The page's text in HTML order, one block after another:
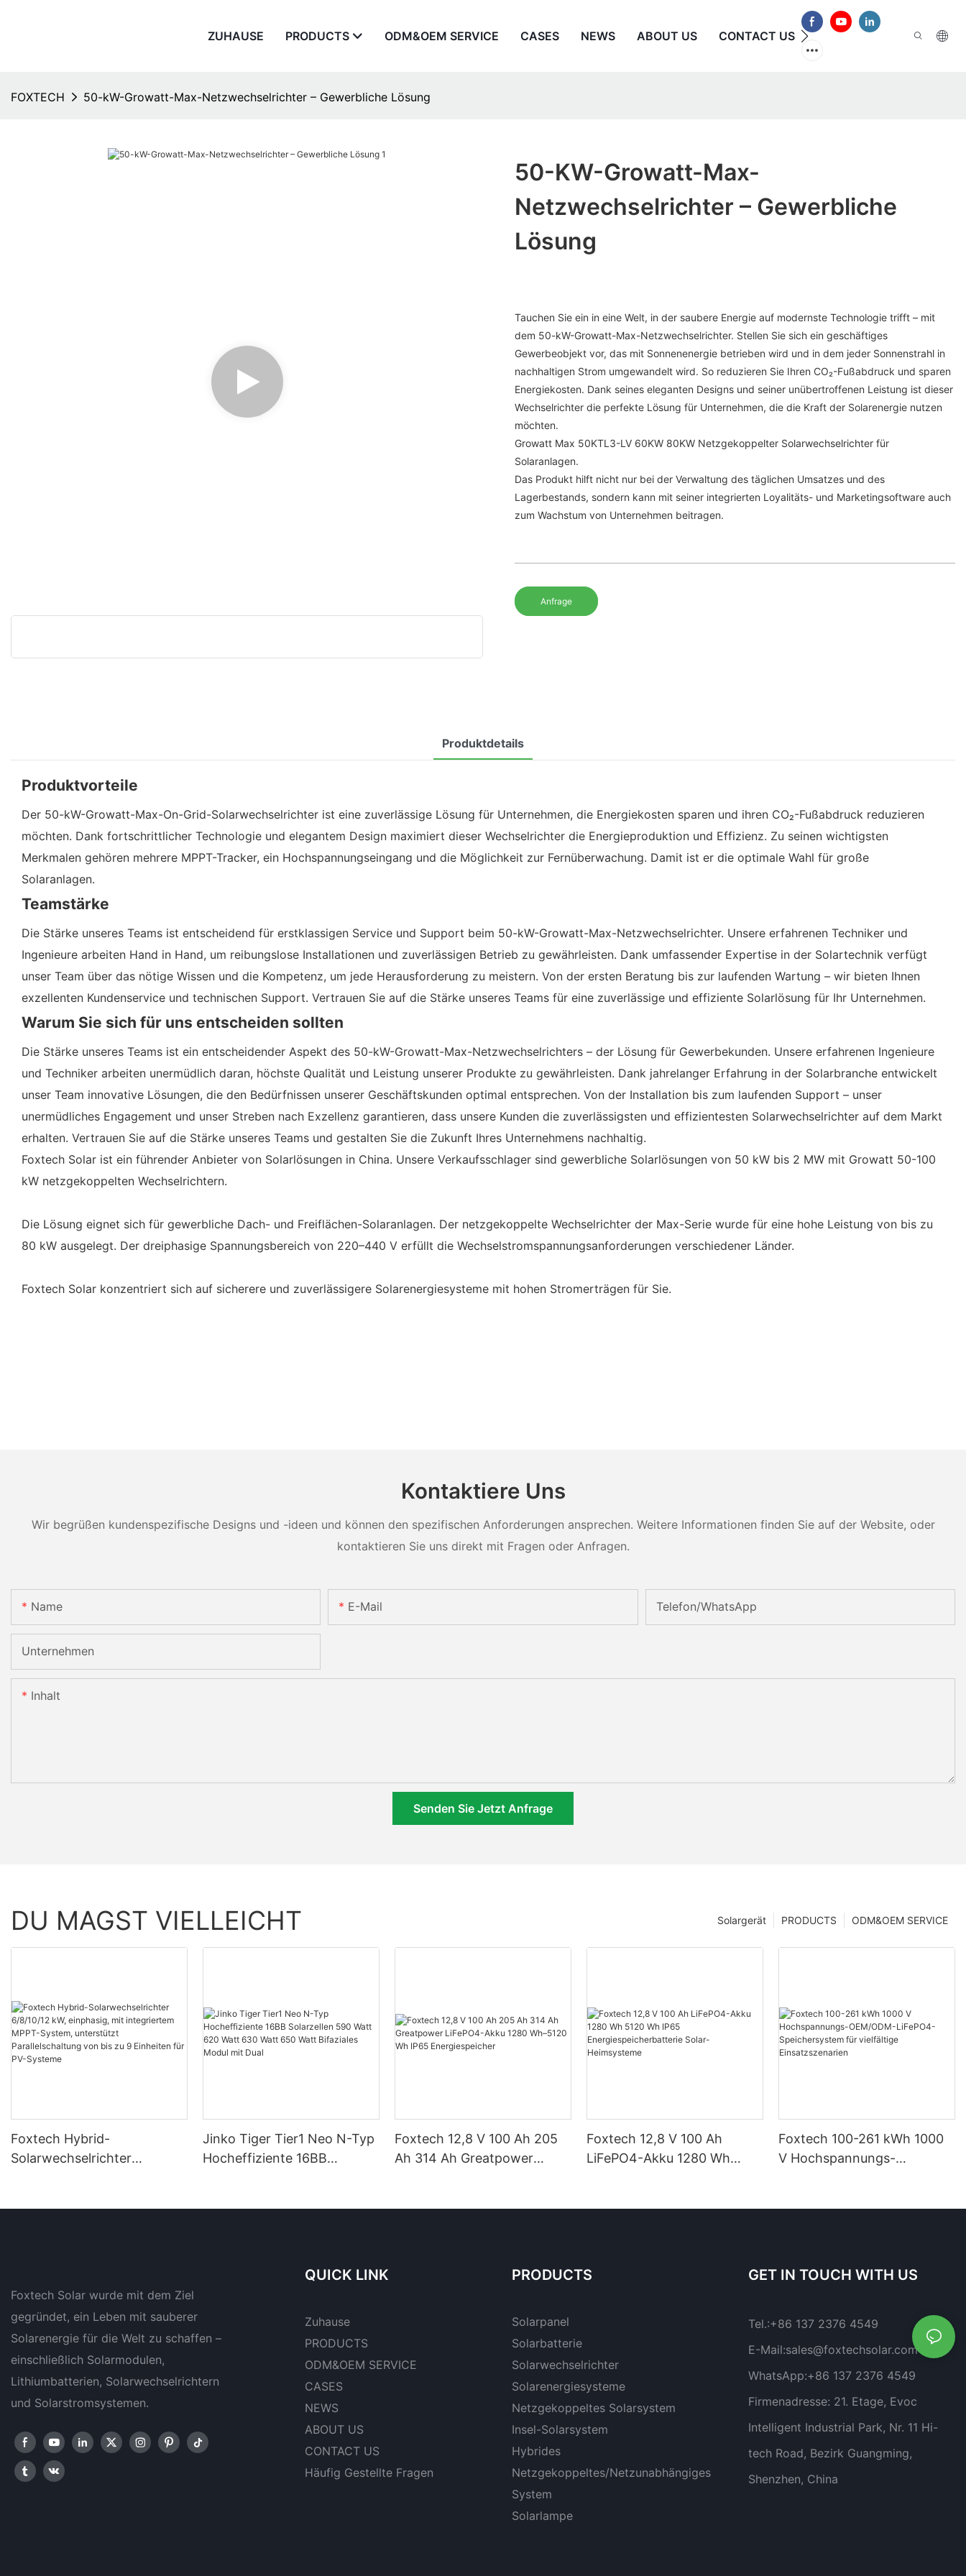
ZUHAUSE PRODUCTS ODM&OEM SERVICE CASES NEWS ABOUT US CONTACT US HÄUFIG GESTELLTE
FOXTECH 50-kW-Growatt-Max-Netzwechselrichter – Gewerbliche Lösung
50-KW-Growatt-Max-
Netzwechselrichter – Gewerbliche
Lösung
Tauchen Sie ein in eine Welt, in der saubere Energie auf modernste Technologie trifft – mit
dem 50-kW-Growatt-Max-Netzwechselrichter. Stellen Sie sich ein geschäftiges
Gewerbeobjekt vor, das mit Sonnenenergie betrieben wird und in dem jeder Sonnenstrahl in
nachhaltigen Strom umgewandelt wird. So reduzieren Sie Ihren CO₂-Fußabdruck und sparen
Energiekosten. Dank seines eleganten Designs und seiner unübertroffenen Leistung ist dieser
Wechselrichter die perfekte Lösung für Unternehmen, die die Kraft der Solarenergie nutzen
möchten.
Growatt Max 50KTL3-LV 60KW 80KW Netzgekoppelter Solarwechselrichter für
Solaranlagen.
Das Produkt hilft nicht nur bei der Verwaltung des täglichen Umsatzes und des
Lagerbestands, sondern kann mit seiner integrierten Loyalitäts- und Marketingsoftware auch
zum Wachstum von Unternehmen beitragen.
Anfrage
Produktdetails
Produktvorteile
Der 50-kW-Growatt-Max-On-Grid-Solarwechselrichter ist eine zuverlässige Lösung für Unternehmen, die Energiekosten sparen und ihren CO₂-Fußabdruck reduzieren
möchten. Dank fortschrittlicher Technologie und elegantem Design maximiert dieser Wechselrichter die Energieproduktion und Effizienz. Zu seinen wichtigsten
Merkmalen gehören mehrere MPPT-Tracker, ein Hochspannungseingang und die Möglichkeit zur Fernüberwachung. Damit ist er die optimale Wahl für große
Solaranlagen.
Teamstärke
Die Stärke unseres Teams ist entscheidend für erstklassigen Service und Support beim 50-kW-Growatt-Max-Netzwechselrichter. Unsere erfahrenen Techniker und
Ingenieure arbeiten Hand in Hand, um reibungslose Installationen und zuverlässigen Betrieb zu gewährleisten. Dank umfassender Expertise in der Solartechnik verfügt
unser Team über das nötige Wissen und die Kompetenz, um jede Herausforderung zu meistern. Von der ersten Beratung bis zur laufenden Wartung – wir bieten Ihnen
exzellenten Kundenservice und technischen Support. Vertrauen Sie auf die Stärke unseres Teams für eine zuverlässige und effiziente Solarlösung für Ihr Unternehmen.
Warum Sie sich für uns entscheiden sollten
Die Stärke unseres Teams ist ein entscheidender Aspekt des 50-kW-Growatt-Max-Netzwechselrichters – der Lösung für Gewerbekunden. Unsere erfahrenen Ingenieure
und Techniker arbeiten unermüdlich daran, höchste Qualität und Leistung unserer Produkte zu gewährleisten. Dank jahrelanger Erfahrung in der Solarbranche entwickelt
unser Team innovative Lösungen, die den Bedürfnissen unserer Geschäftskunden optimal entsprechen. Von der Installation bis zum laufenden Support – unser
unermüdliches Engagement und unser Streben nach Exzellenz garantieren, dass unsere Kunden die zuverlässigsten und effizientesten Solarwechselrichter auf dem Markt
erhalten. Vertrauen Sie auf die Stärke unseres Teams und gestalten Sie die Zukunft Ihres Unternehmens nachhaltig.
Foxtech Solar ist ein führender Anbieter von Solarlösungen in China. Unsere Verkaufsschlager sind gewerbliche Solarlösungen von 50 kW bis 2 MW mit Growatt 50-100
kW netzgekoppelten Wechselrichtern.
Die Lösung eignet sich für gewerbliche Dach- und Freiflächen-Solaranlagen. Der netzgekoppelte Wechselrichter der Max-Serie wurde für eine hohe Leistung von bis zu
80 kW ausgelegt. Der dreiphasige Spannungsbereich von 220–440 V erfüllt die Wechselstromspannungsanforderungen verschiedener Länder.
Foxtech Solar konzentriert sich auf sicherere und zuverlässigere Solarenergiesysteme mit hohen Stromerträgen für Sie.
Kontaktiere Uns
Wir begrüßen kundenspezifische Designs und -ideen und können den spezifischen Anforderungen ansprechen. Weitere Informationen finden Sie auf der Website, oder
kontaktieren Sie uns direkt mit Fragen oder Anfragen.
Name E-Mail Telefon/WhatsApp
Unternehmen
Inhalt
Senden Sie Jetzt Anfrage
DU MAGST VIELLEICHT ODM&OEM SERVICE
PRODUCTS
Solargerät
Foxtech Hybrid-
Solarwechselrichter
Jinko Tiger Tier1 Neo N-Typ
Hocheffiziente 16BB
Foxtech 12,8 V 100 Ah 205
Ah 314 Ah Greatpower
Foxtech 12,8 V 100 Ah
LiFePO4-Akku 1280 Wh
Foxtech 100-261 kWh 1000
V Hochspannungs-
Foxtech Solar wurde mit dem Ziel
gegründet, ein Leben mit sauberer
Solarenergie für die Welt zu schaffen –
einschließlich Solarmodulen,
Lithiumbatterien, Solarwechselrichtern
und Solarstromsystemen.
QUICK LINK
Zuhause
PRODUCTS
ODM&OEM SERVICE
CASES
NEWS
ABOUT US
CONTACT US
Häufig Gestellte Fragen
PRODUCTS
Solarpanel
Solarbatterie
Solarwechselrichter
Solarenergiesysteme
Netzgekoppeltes Solarsystem
Insel-Solarsystem
Hybrides
Netzgekoppeltes/netzunabhängiges
System
Solarlampe
GET IN TOUCH WITH US
Tel.:+86 137 2376 4549
E-Mail:sales@foxtechsolar.com
WhatsApp:+86 137 2376 4549
Firmenadresse: 21. Etage, Evoc
Intelligent Industrial Park, Nr. 11 Hi-
tech Road, Bezirk Guangming,
Shenzhen, China